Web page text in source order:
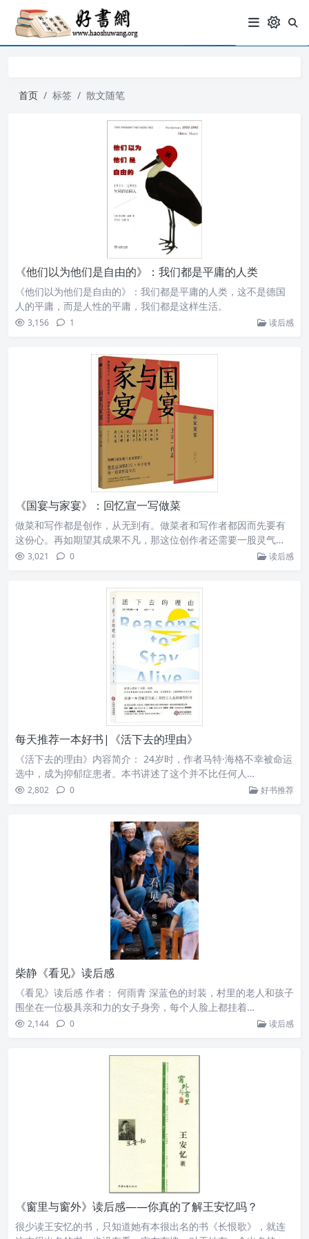
首页 标签 散文随笔
《他们以为他们是自由的》：我们都是平庸的人类
《他们以为他们是自由的》：我们都是平庸的人类，这不是德国
人的平庸，而是人性的平庸，我们都是这样生活。
3,156 1 读后感
《国宴与家宴》：回忆宣一写做菜
做菜和写作都是创作，从无到有。做菜者和写作者都因而先要有
这份心。再如期望其成果不凡，那这位创作者还需要一股灵气…
3,021 0 读后感
每天推荐一本好书|《活下去的理由》
《活下去的理由》内容简介： 24岁时，作者马特·海格不幸被命运
选中，成为抑郁症患者。本书讲述了这个并不比任何人…
2,802 0 好书推荐
柴静《看见》读后感
《看见》读后感 作者： 何雨青 深蓝色的封装，村里的老人和孩子
围坐在一位极具亲和力的女子身旁，每个人脸上都挂着…
2,144 0 读后感
《窗里与窗外》读后感——你真的了解王安忆吗？
很少读王安忆的书，只知道她有本很出名的书《长恨歌》，就连